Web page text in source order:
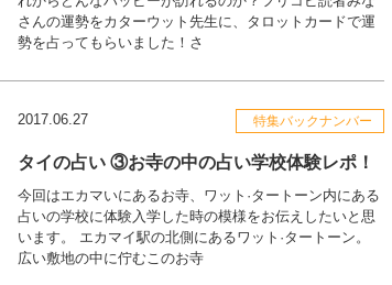
さんの運勢をカターウット先生に、タロットカードで運
勢を占ってもらいました！さ
2017.06.27 特集バックナンバー
タイの占い ③お寺の中の占い学校体験レポ！
今回はエカマいにあるお寺、ワット·タートーン内にある
占いの学校に体験入学した時の模様をお伝えしたいと思
います。 エカマイ駅の北側にあるワット·タートーン。
広い敷地の中に佇むこのお寺